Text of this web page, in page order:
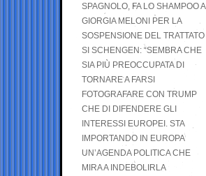
SPAGNOLO, FA LO SHAMPOO A
GIORGIA MELONI PER LA
SOSPENSIONE DEL TRATTATO
SI SCHENGEN: “SEMBRA CHE
SIA PIÙ PREOCCUPATA DI
TORNARE A FARSI
FOTOGRAFARE CON TRUMP
CHE DI DIFENDERE GLI
INTERESSI EUROPEI. STA
IMPORTANDO IN EUROPA
UN’AGENDA POLITICA CHE
MIRA A INDEBOLIRLA